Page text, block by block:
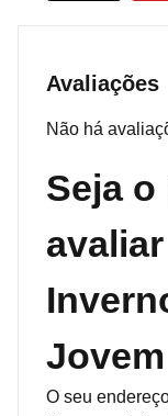
Avaliações
Não há
Seja
Jovem
O seu